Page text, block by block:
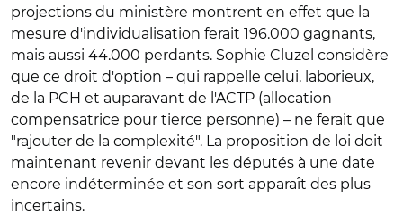
projections du ministère montrent en effet que la
mesure d'individualisation ferait 196.000 gagnants,
mais aussi 44.000 perdants. Sophie Cluzel considère
que ce droit d'option – qui rappelle celui, laborieux,
de la PCH et auparavant de l'ACTP (allocation
compensatrice pour tierce personne) – ne ferait que
"rajouter de la complexité". La proposition de loi doit
maintenant revenir devant les députés à une date
encore indéterminée et son sort apparaît des plus
incertains.